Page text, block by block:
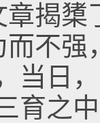
揭橥
不
当日
育之